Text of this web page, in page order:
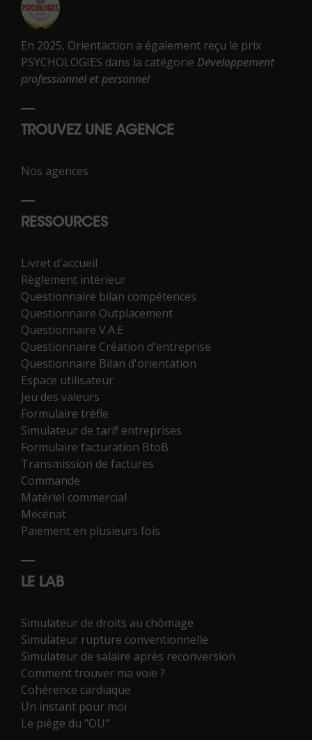
En 2025, Orientaction a également reçu le prix
PSYCHOLOGIES dans la catégorie Développement
professionnel et personnel
TROUVEZ UNE AGENCE
Nos agences
RESSOURCES
Livret d'accueil
Règlement intérieur
Questionnaire bilan compétences
Questionnaire Outplacement
Questionnaire V.A.E
Questionnaire Création d'entreprise
Questionnaire Bilan d'orientation
Espace utilisateur
Jeu des valeurs
Formulaire trèfle
Simulateur de tarif entreprises
Formulaire facturation BtoB
Transmission de factures
Commande
Matériel commercial
Mécénat
Paiement en plusieurs fois
LE LAB
Simulateur de droits au chômage
Simulateur rupture conventionnelle
Simulateur de salaire après reconversion
Comment trouver ma voie ?
Cohérence cardiaque
Un instant pour moi
Le piège du "OU"